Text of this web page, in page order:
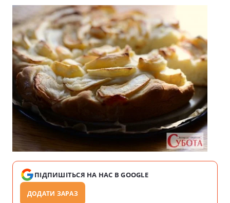
ПІДПИШІТЬСЯ НА НАС В GOOGLE
ДОДАТИ ЗАРАЗ